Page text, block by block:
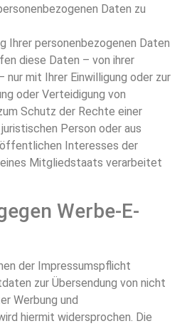
Daten zu
Ihrer personenbezogenen Daten
diese Daten – von ihrer
nur mit Ihrer Einwilligung oder zur
oder Verteidigung von
Schutz der Rechte einer
Person oder aus
Interesses der
eines Mitgliedstaats verarbeitet
Werbe-E-
der Impressumspflicht
zur Übersendung von nicht
Werbung und
hiermit widersprochen. Die